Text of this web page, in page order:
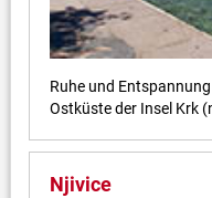
Ruhe und
Ostküste der Insel Krk
Njivice